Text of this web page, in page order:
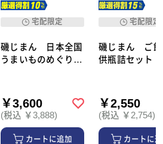
宅配限定
磯じまん 日本全国
うまいものめぐり
￥3,600
(税込 ￥3,888)
カートに追加
宅配限定
磯じまん ご飯
供瓶詰セット
￥2,550
(税込 ￥2,754)
カートに